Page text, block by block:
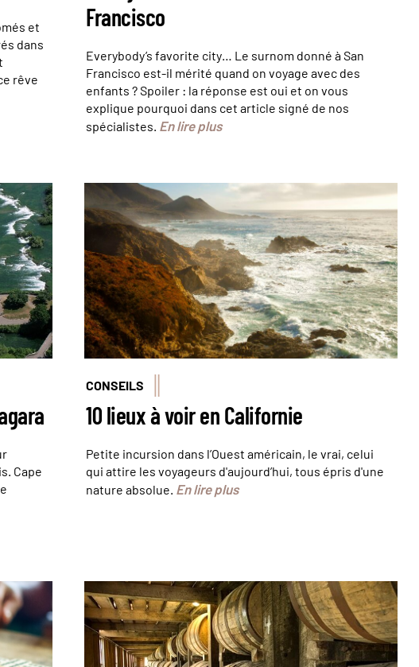
et
dans
rêve
Francisco
Everybody’s favorite city… Le surnom donné à San
Francisco est-il mérité quand on voyage avec des
enfants ? Spoiler : la réponse est oui et on vous
explique pourquoi dans cet article signé de nos
spécialistes. En lire plus
Cape
Big Sur–Californie–États-Unis © Jamie Williams /
California Travel and Tourism Commission OT
CONSEILS
10 lieux à voir en Californie
Petite incursion dans l’Ouest américain, le vrai, celui
qui attire les voyageurs d'aujourd’hui, tous épris d'une
nature absolue. En lire plus
Le bourbon vieillit en fûts. © Kentucky
Department of Travel